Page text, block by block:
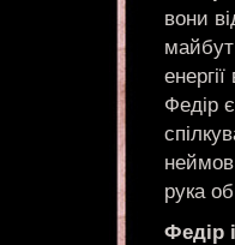
вони
Федір
рука
Федір